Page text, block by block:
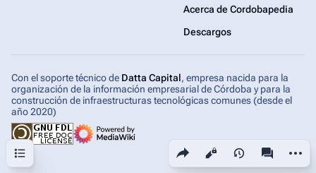
Comparte esta página
Vistas associated-
Sumario
Acerca de Cordobapedia
Descargos
Con el soporte técnico de Datta Capital, empresa nacida para la
organización de la información empresarial de Córdoba y para la
construcción de infraestructuras tecnológicas comunes (desde el
año 2020)